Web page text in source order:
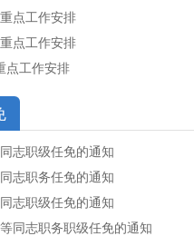
点工作安排
点工作安排
点工作安排
志职级任免的通知
志职务任免的通知
志职级任免的通知
同志职务职级任免的通知